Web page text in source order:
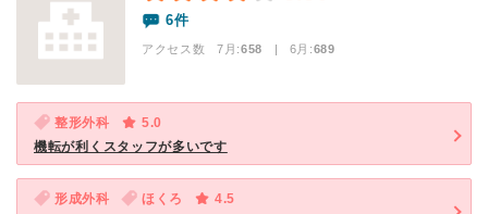
6件
アクセス数 7月:658 | 6月:689
整形外科
5.0
機転が利くスタッフが多いです
形成外科 ほくろ
4.5